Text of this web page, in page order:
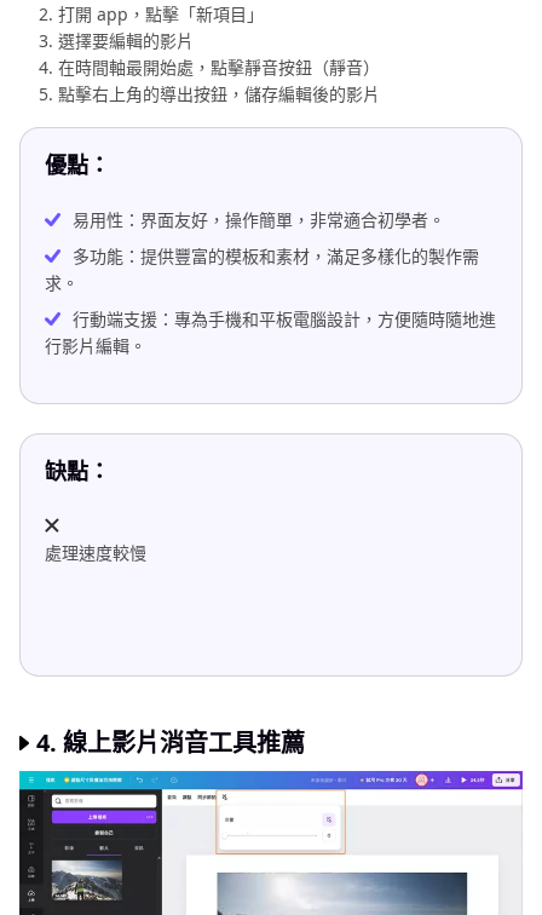
打開 app，點擊「新項目」
選擇要編輯的影片
在時間軸最開始處，點擊靜音按鈕（靜音）
點擊右上角的導出按鈕，儲存編輯後的影片
優點：
易用性：界面友好，操作簡單，非常適合初學者。
多功能：提供豐富的模板和素材，滿足多樣化的製作需
求。
行動端支援：專為手機和平板電腦設計，方便隨時隨地進
行影片編輯。
缺點：
處理速度較慢
4. 線上影片消音工具推薦